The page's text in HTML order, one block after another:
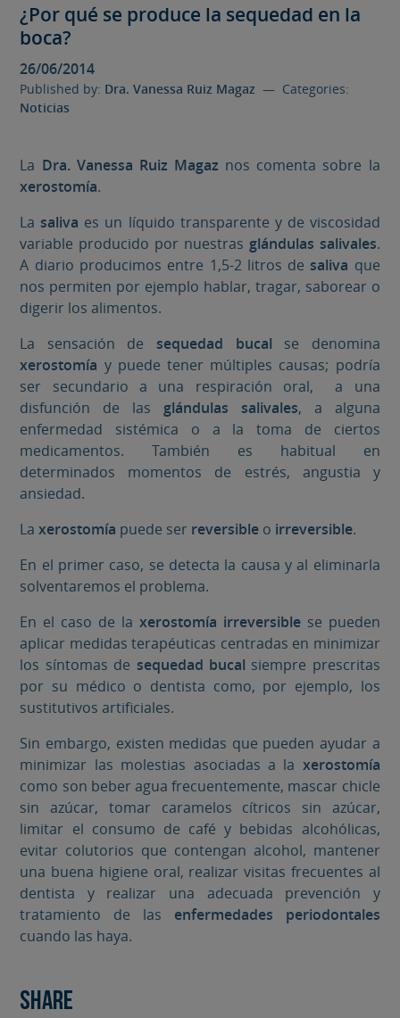
¿Por qué se produce la sequedad en la
boca?
26/06/2014
Published by: Dra. Vanessa Ruiz Magaz — Categories:
Noticias
La Dra. Vanessa Ruiz Magaz nos comenta sobre la
xerostomía.
La saliva es un líquido transparente y de viscosidad
variable producido por nuestras glándulas salivales.
A diario producimos entre 1,5-2 litros de saliva que
nos permiten por ejemplo hablar, tragar, saborear o
digerir los alimentos.
La sensación de sequedad bucal se denomina
xerostomía y puede tener múltiples causas; podría
ser secundario a una respiración oral, a una
disfunción de las glándulas salivales, a alguna
enfermedad sistémica o a la toma de ciertos
medicamentos. También es habitual en
determinados momentos de estrés, angustia y
ansiedad.
Laxerostomía puede ser reversible o irreversible.
En el primer caso, se detecta la causa y al eliminarla
solventaremos el problema.
En el caso de la xerostomía irreversiblese pueden
aplicar medidas terapéuticas centradas en minimizar
los síntomas de sequedad bucal siempre prescritas
por su médico o dentista como, por ejemplo, los
sustitutivos artificiales.
Sin embargo, existen medidas que pueden ayudar a
minimizar las molestias asociadas a la xerostomía
como son beber agua frecuentemente, mascar chicle
sin azúcar, tomar caramelos cítricos sin azúcar,
limitar el consumo de café y bebidas alcohólicas,
evitar colutorios que contengan alcohol, mantener
una buena higiene oral, realizar visitas frecuentes al
dentista y realizar una adecuada prevención y
tratamiento de las enfermedades periodontales
cuando las haya.
Share